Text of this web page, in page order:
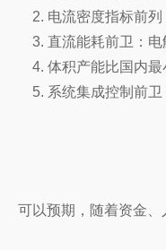
2. 电流密度指标前列
3. 直流能耗前卫 ：
4. 体积产能比国内
5. 系统集成控制 前卫
可以预期，随着资金